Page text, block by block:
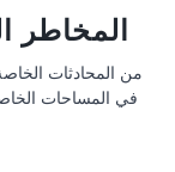
المخاطر
من المحادثات
في المساحات